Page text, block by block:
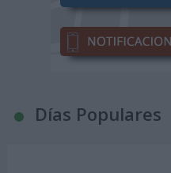
Días Populares